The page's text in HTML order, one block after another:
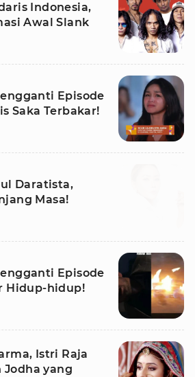
Indonesia,
Awal Slank
Episode
Saka Terbakar!
Daratista,
Masa!
Episode
Hidup-hidup!
Istri Raja
Jodha yang